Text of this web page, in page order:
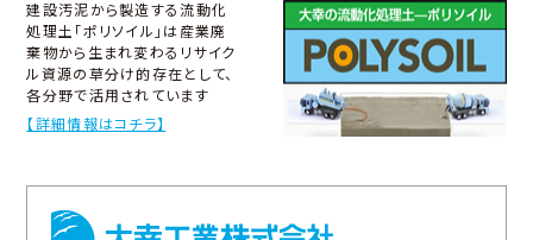
建設汚泥から製造する流動化
処理土「ポリソイル」は産業廃
棄物から生まれ変わるリサイク
ル資源の草分け的存在として、
各分野で活用されています
【詳細情報はコチラ】